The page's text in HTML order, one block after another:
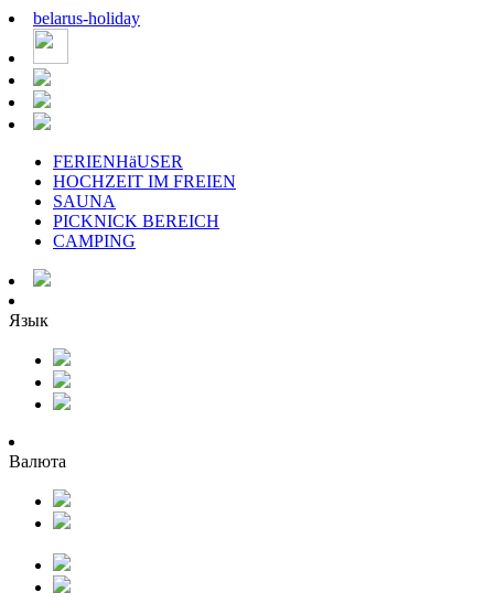
belarus-holiday
FERIENHäUSER
HOCHZEIT IM FREIEN
SAUNA
PICKNICK BEREICH
CAMPING
Язык
Валюта